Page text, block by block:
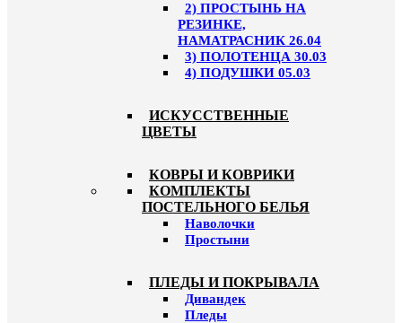
2) ПРОСТЫНЬ НА
РЕЗИНКЕ,
НАМАТРАСНИК 26.04
3) ПОЛОТЕНЦА 30.03
4) ПОДУШКИ 05.03
ИСКУССТВЕННЫЕ
ЦВЕТЫ
КОВРЫ И КОВРИКИ
КОМПЛЕКТЫ
ПОСТЕЛЬНОГО БЕЛЬЯ
Наволочки
Простыни
ПЛЕДЫ И ПОКРЫВАЛА
Дивандек
Пледы